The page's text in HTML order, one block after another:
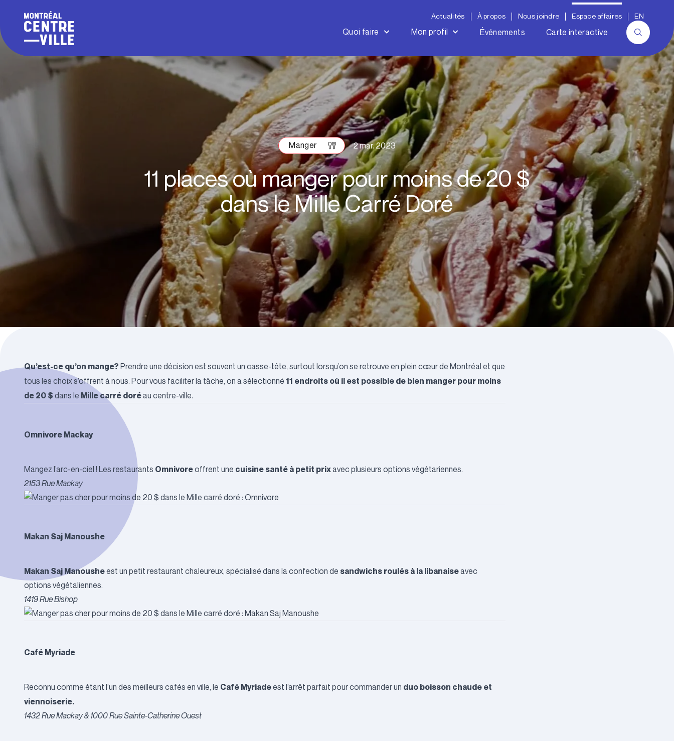
Actualités À propos Nous joindre Espace affaires EN
Quoi faire Mon profil Événements Carte interactive
Manger 2 mar. 2023
11 places où manger pour moins de 20 $
dans le Mille Carré Doré
Qu’est-ce qu’on mange? Prendre une décision est souvent un casse-tête, surtout lorsqu’on se retrouve en plein cœur de Montréal et que
tous les choix s’offrent à nous. Pour vous faciliter la tâche, on a sélectionné 11 endroits où il est possible de bien manger pour moins
de 20 $ dans le Mille carré doréau centre-ville.
Omnivore Mackay
Mangez l’arc-en-ciel ! Les restaurants Omnivoreoffrent une cuisine santé à petit prixavec plusieurs options végétariennes.
2153 Rue Mackay
Makan Saj Manoushe
Makan Saj Manousheest un petit restaurant chaleureux, spécialisé dans la confection de sandwichs roulés à la libanaiseavec
options végétaliennes.
1419 Rue Bishop
Café Myriade
Reconnu comme étant l’un des meilleurs cafés en ville, le Café Myriadeest l’arrêt parfait pour commander un duo boisson chaude et
viennoiserie.
1432 Rue Mackay & 1000 Rue Sainte-Catherine Ouest